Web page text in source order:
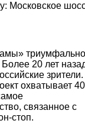
Московское
триумфально
20 лет
зрители.
охватывает 40
связанное с
стоп.